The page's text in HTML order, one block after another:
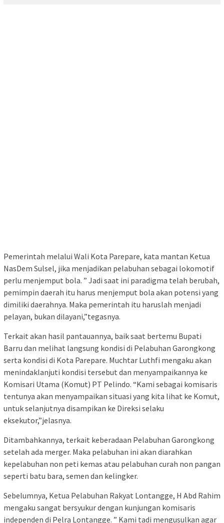
Pemerintah melalui Wali Kota Parepare, kata mantan Ketua
NasDem Sulsel, jika menjadikan pelabuhan sebagai lokomotif
perlu menjemput bola. ” Jadi saat ini paradigma telah berubah,
pemimpin daerah itu harus menjemput bola akan potensi yang
dimiliki daerahnya. Maka pemerintah itu haruslah menjadi
pelayan, bukan dilayani,”tegasnya.
Terkait akan hasil pantauannya, baik saat bertemu Bupati
Barru dan melihat langsung kondisi di Pelabuhan Garongkong
serta kondisi di Kota Parepare. Muchtar Luthfi mengaku akan
menindaklanjuti kondisi tersebut dan menyampaikannya ke
Komisari Utama (Komut) PT Pelindo. “Kami sebagai komisaris
tentunya akan menyampaikan situasi yang kita lihat ke Komut,
untuk selanjutnya disampikan ke Direksi selaku
eksekutor,”jelasnya.
Ditambahkannya, terkait keberadaan Pelabuhan Garongkong
setelah ada merger. Maka pelabuhan ini akan diarahkan
kepelabuhan non peti kemas atau pelabuhan curah non pangan
seperti batu bara, semen dan kelingker.
Sebelumnya, Ketua Pelabuhan Rakyat Lontangge, H Abd Rahim
mengaku sangat bersyukur dengan kunjungan komisaris
independen di Pelra Lontangge. ” Kami tadi mengusulkan agar